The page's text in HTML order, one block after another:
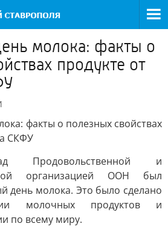
молока: факты о
продукте от
факты о полезных свойствах
СКФУ
и
организацией ООН был
день молока. Это было сделано
молочных продуктов и
по всему миру.